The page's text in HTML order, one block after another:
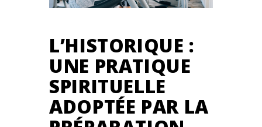
L’HISTORIQUE :
UNE PRATIQUE
SPIRITUELLE
ADOPTÉE PAR LA